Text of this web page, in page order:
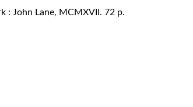
: John Lane, MCMXVII. 72 p.